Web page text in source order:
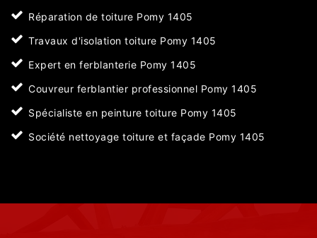
Réparation de toiture Pomy 1405
Travaux d'isolation toiture Pomy 1405
Expert en ferblanterie Pomy 1405
Couvreur ferblantier professionnel Pomy 1405
Spécialiste en peinture toiture Pomy 1405
Société nettoyage toiture et façade Pomy 1405